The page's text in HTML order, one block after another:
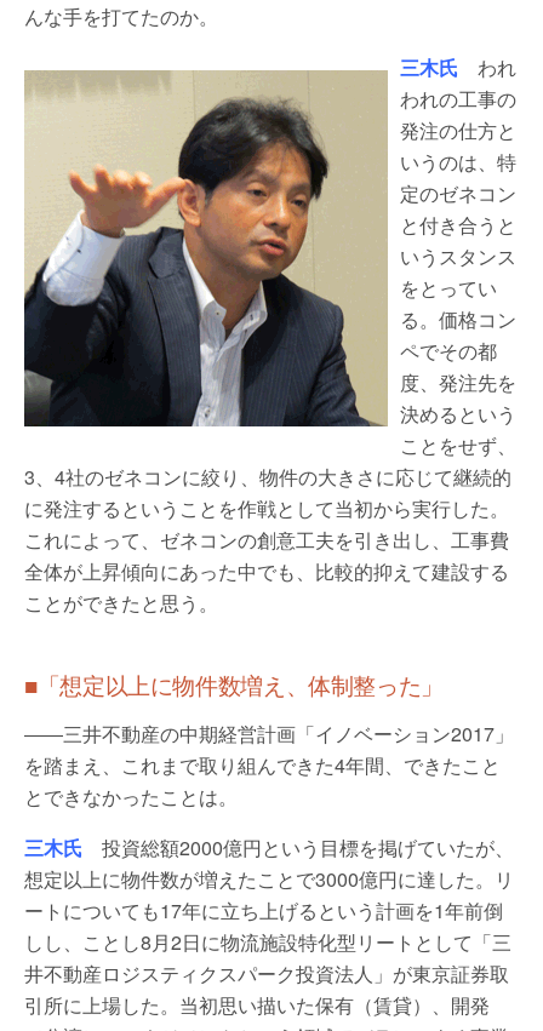
んな手を打てたのか。
三木氏 われ
われの工事の
発注の仕方と
いうのは、特
定のゼネコン
と付き合うと
いうスタンス
をとってい
る。価格コン
ペでその都
度、発注先を
決めるという
ことをせず、
3、4社のゼネコンに絞り、物件の大きさに応じて継続的
に発注するということを作戦として当初から実行した。
これによって、ゼネコンの創意工夫を引き出し、工事費
全体が上昇傾向にあった中でも、比較的抑えて建設する
ことができたと思う。
■「想定以上に物件数増え、体制整った」
――三井不動産の中期経営計画「イノベーション2017」
を踏まえ、これまで取り組んできた4年間、できたこと
とできなかったことは。
三木氏 投資総額2000億円という目標を掲げていたが、
想定以上に物件数が増えたことで3000億円に達した。リ
ートについても17年に立ち上げるという計画を1年前倒
しし、ことし8月2日に物流施設特化型リートとして「三
井不動産ロジスティクスパーク投資法人」が東京証券取
引所に上場した。当初思い描いた保有（賃貸）、開発